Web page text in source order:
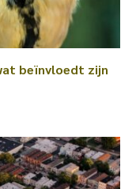
beïnvloedt zijn